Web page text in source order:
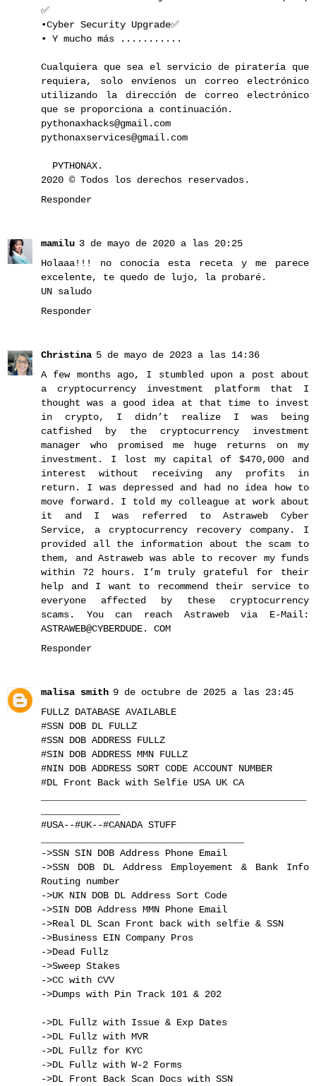
✅
▪️Cyber ​​Security Upgrade✅
▪️ Y mucho más ...........
Cualquiera que sea el servicio de piratería que
requiera, solo envíenos un correo electrónico
utilizando la dirección de correo electrónico
que se proporciona a continuación.
pythonaxhacks@gmail.com
pythonaxservices@gmail.com
PYTHONAX.
2020 © Todos los derechos reservados.
Responder
mamilu 3 de mayo de 2020 a las 20:25
Holaaa!!! no conocía esta receta y me parece
excelente, te quedo de lujo, la probaré.
UN saludo
Responder
Christina 5 de mayo de 2023 a las 14:36
A few months ago, I stumbled upon a post about
a cryptocurrency investment platform that I
thought was a good idea at that time to invest
in crypto, I didn’t realize I was being
catfished by the cryptocurrency investment
manager who promised me huge returns on my
investment. I lost my capital of $470,000 and
interest without receiving any profits in
return. I was depressed and had no idea how to
move forward. I told my colleague at work about
it and I was referred to Astraweb Cyber
Service, a cryptocurrency recovery company. I
provided all the information about the scam to
them, and Astraweb was able to recover my funds
within 72 hours. I’m truly grateful for their
help and I want to recommend their service to
everyone affected by these cryptocurrency
scams. You can reach Astraweb via E-Mail:
ASTRAWEB@CYBERDUDE. COM
Responder
malisa smith 9 de octubre de 2025 a las 23:45
FULLZ DATABASE AVAILABLE
#SSN DOB DL FULLZ
#SSN DOB ADDRESS FULLZ
#SIN DOB ADDRESS MMN FULLZ
#NIN DOB ADDRESS SORT CODE ACCOUNT NUMBER
#DL Front Back with Selfie USA UK CA
#USA--#UK--#CANADA STUFF
->SSN SIN DOB Address Phone Email
->SSN DOB DL Address Employement & Bank Info
Routing number
->UK NIN DOB DL Address Sort Code
->SIN DOB Address MMN Phone Email
->Real DL Scan Front back with selfie & SSN
->Business EIN Company Pros
->Dead Fullz
->Sweep Stakes
->CC with CVV
->Dumps with Pin Track 101 & 202
->DL Fullz with Issue & Exp Dates
->DL Fullz with MVR
->DL Fullz for KYC
->DL Fullz with W-2 Forms
->DL Front Back Scan Docs with SSN